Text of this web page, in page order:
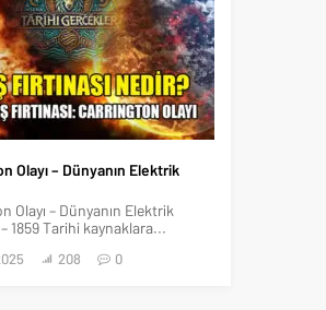
Olayı – Dünyanın Elektrik
Olayı – Dünyanın Elektrik
1859 Tarihi kaynaklara...
208 0